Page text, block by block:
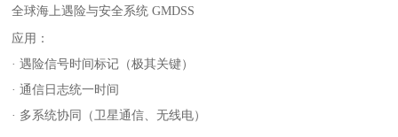
全球海上遇险与安全系统 GMDSS
应用：
· 遇险信号时间标记（极其关键）
· 通信日志统一时间
· 多系统协同（卫星通信、无线电）